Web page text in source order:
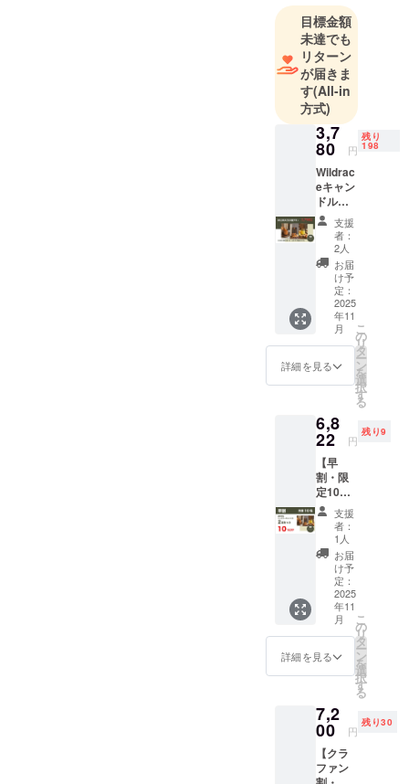
目標金額
未達でも
リターン
が届きま
す(All-in
方式)
3,7
80 円
残り
198
Wildrac
eキャン
ドル体
験セッ
ト 【支
援額】
・3,790
円（送
料込
み） ま
ずは1
本、
Wildrac
eの香り
を気軽
に楽し
験プラ
ンで
す。香
りを自
由に選
べる定
番キャ
ンドル1
個に加
えて、
オリジ
ナルポ
スト
カード
をセッ
トでお
届け。
不使用
で、敏
感な方
やお子
さまの
支援
者：
2人
お届
け予
定：
2025
年11
月
詳細を見る
こ
の
リ
タ
ー
ン
を
選
択
す
る
6,8
22 円
残り9
【早
割・限
定10
名】
Wild
race 2
本セッ
10％OF
援額】
・早
割：
6,822円
※送料込
み 大切
シェア
した
り、気
分に合
わせて
支援
者：
1人
お届
け予
定：
2025
年11
月
詳細を見る
こ
の
リ
タ
ー
ン
を
選
択
す
る
7,2
00 円
残り30
【クラ
ファン